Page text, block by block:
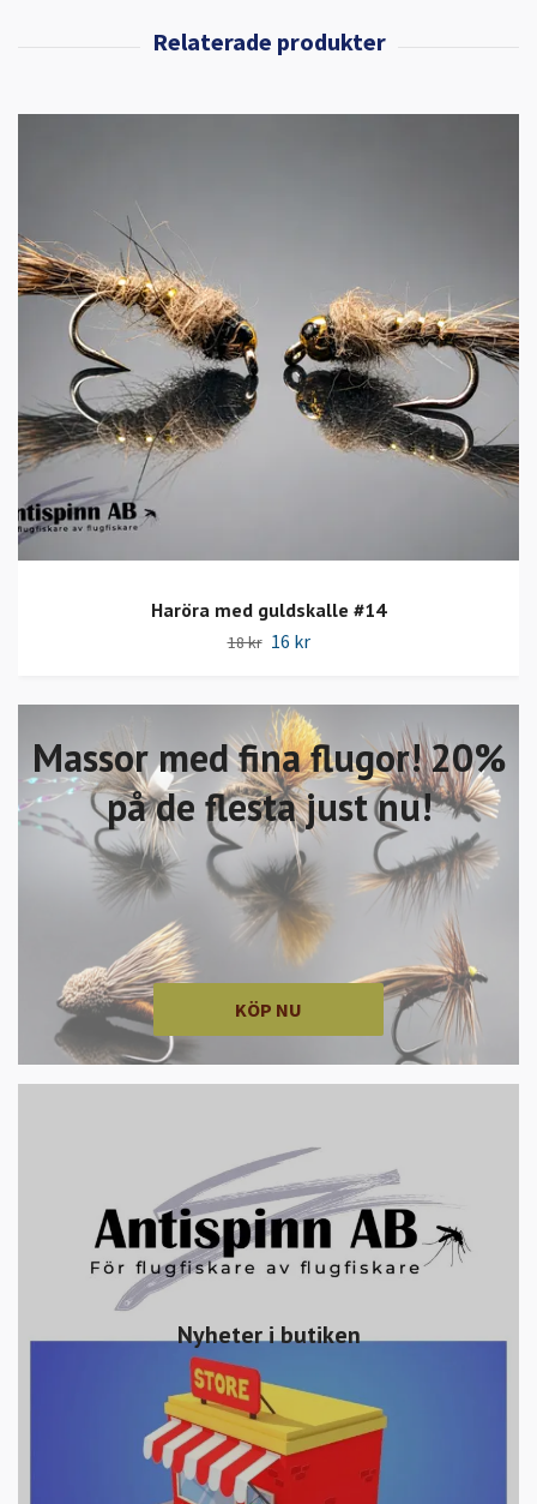
Massor med fina flugor! 20%
på de flesta just nu!
KÖP NU
Nyheter i butiken
Haröra med guldskalle #14
18 kr 16 kr